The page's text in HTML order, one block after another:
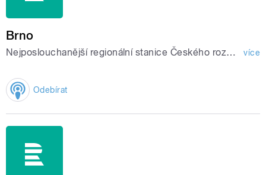
Brno
Nejposlouchanější regionální stanice Českého rozhlasu. více
Odebírat